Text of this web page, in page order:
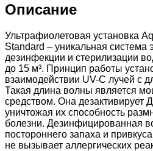
Описание
Ультрафиолетовая установка
Standard – уникальная система
дезинфекции и стерилизации
до 15 м³. Принцип работы
взаимодействии UV-C лучей с
Такая длина волны является
средством. Она дезактивирует
уничтожая их способность
болезни. Дезинфицированная
постороннего запаха и
не вызывает аллергических